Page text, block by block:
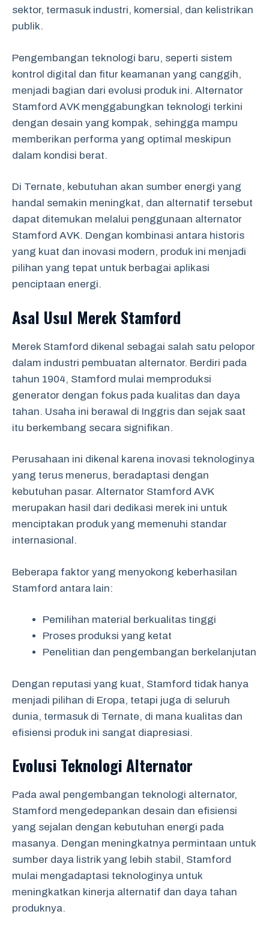
sektor, termasuk industri, komersial, dan kelistrikan
publik.
Pengembangan teknologi baru, seperti sistem
kontrol digital dan fitur keamanan yang canggih,
menjadi bagian dari evolusi produk ini. Alternator
Stamford AVK menggabungkan teknologi terkini
dengan desain yang kompak, sehingga mampu
memberikan performa yang optimal meskipun
dalam kondisi berat.
Di Ternate, kebutuhan akan sumber energi yang
handal semakin meningkat, dan alternatif tersebut
dapat ditemukan melalui penggunaan alternator
Stamford AVK. Dengan kombinasi antara historis
yang kuat dan inovasi modern, produk ini menjadi
pilihan yang tepat untuk berbagai aplikasi
penciptaan energi.
Asal Usul Merek Stamford
Merek Stamford dikenal sebagai salah satu pelopor
dalam industri pembuatan alternator. Berdiri pada
tahun 1904, Stamford mulai memproduksi
generator dengan fokus pada kualitas dan daya
tahan. Usaha ini berawal di Inggris dan sejak saat
itu berkembang secara signifikan.
Perusahaan ini dikenal karena inovasi teknologinya
yang terus menerus, beradaptasi dengan
kebutuhan pasar. Alternator Stamford AVK
merupakan hasil dari dedikasi merek ini untuk
menciptakan produk yang memenuhi standar
internasional.
Beberapa faktor yang menyokong keberhasilan
Stamford antara lain:
Pemilihan material berkualitas tinggi
Proses produksi yang ketat
Penelitian dan pengembangan berkelanjutan
Dengan reputasi yang kuat, Stamford tidak hanya
menjadi pilihan di Eropa, tetapi juga di seluruh
dunia, termasuk di Ternate, di mana kualitas dan
efisiensi produk ini sangat diapresiasi.
Evolusi Teknologi Alternator
Pada awal pengembangan teknologi alternator,
Stamford mengedepankan desain dan efisiensi
yang sejalan dengan kebutuhan energi pada
masanya. Dengan meningkatnya permintaan untuk
sumber daya listrik yang lebih stabil, Stamford
mulai mengadaptasi teknologinya untuk
meningkatkan kinerja alternatif dan daya tahan
produknya.